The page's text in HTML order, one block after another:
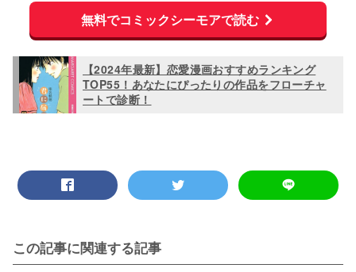
無料でコミックシーモアで読む
【2024年最新】恋愛漫画おすすめランキング
TOP55！あなたにぴったりの作品をフローチャ
ートで診断！
この記事に関連する記事